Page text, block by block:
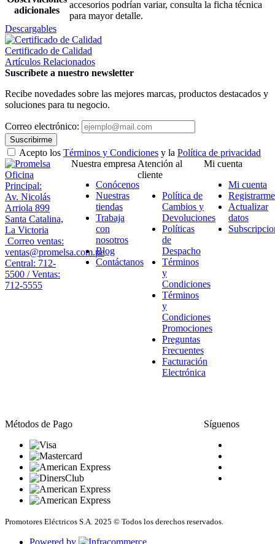
adicionales
accesorios podrían variar, consulta la ficha técnica
para mayor detalle.
Descargables
Certificado de Calidad
Artículos Relacionados
Suscríbete a nuestro newsletter
Recibe novedades sobre las mejores marcas, productos destacados y
soluciones para tu negocio.
Correo electrónico:
Suscribirme
Acepto los Términos y Condiciones y la Política de privacidad
Oficina
Principal:
Av. Nicolás
Arriola 899
Santa Catalina,
La Victoria
Correo ventas:
ventas@promelsa.com.pe
Central: 712-
5500 / Ventas:
712-5555
Nuestra empresa
Conócenos
Nuestras
tiendas
Trabaja
con
nosotros
Blog
Contáctanos
Atención al
cliente
Política de
Cambios y
Devoluciones
Políticas
de
Despacho
Términos
y
Condiciones
Términos
y
Condiciones
Promociones
Preguntas
Frecuentes
Facturación
Electrónica
Mi cuenta
Mi cuenta
Registrarme
Actualizar
datos
Métodos de Pago Síguenos
Promotores Eléctricos S.A. 2025 © Todos los derechos reservados.